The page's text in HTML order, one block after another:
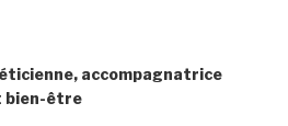
accompagnatrice
bien-être